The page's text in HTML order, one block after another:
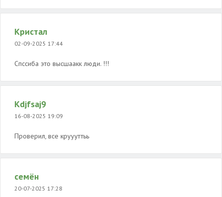
Кристал
02-09-2025 17:44
Спссиба это высшаакк люди. !!!
Kdjfsaj9
16-08-2025 19:09
Проверил, все круууттьь
семён
20-07-2025 17:28